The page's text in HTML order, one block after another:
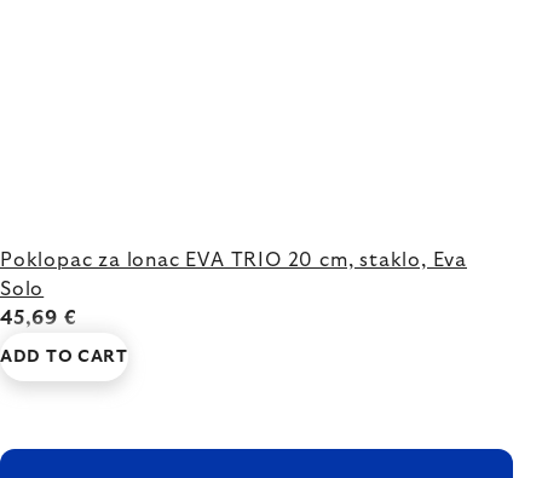
Poklopac za lonac EVA TRIO 20 cm, staklo, Eva
Solo
45,69 €
ADD TO CART
FOOTER